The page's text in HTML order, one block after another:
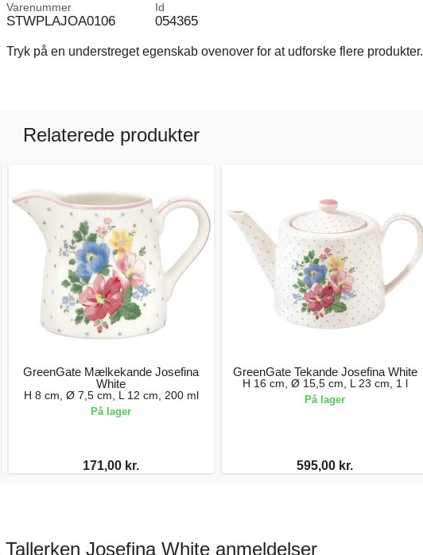
Varenummer
STWPLAJOA0106
Id
054365
Tryk på en understreget egenskab ovenover for at udforske flere produkter.
Relaterede produkter
GreenGate Mælkekande Josefina
White
H 8 cm, Ø 7,5 cm, L 12 cm, 200 ml
På lager
171,00 kr.
GreenGate Tekande Josefina White
H 16 cm, Ø 15,5 cm, L 23 cm, 1 l
På lager
595,00 kr.
Josefina White anmeldelser